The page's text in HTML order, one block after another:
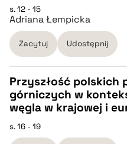
pobierz cytat
BIBTEX
pobierz cytat
s. 12 - 15
Adriana Łempicka
Zacytuj Udostępnij
CZYSTY TEKST
pobierz cytat
Przyszłość polskich
górniczych w
węgla w krajowej i
s. 16 - 19